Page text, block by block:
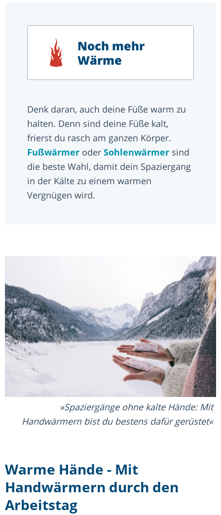
Noch mehr
Wärme
Denk daran, auch deine Füße warm zu
halten. Denn sind deine Füße kalt,
frierst du rasch am ganzen Körper.
Fußwärmer oder Sohlenwärmer sind
die beste Wahl, damit dein Spaziergang
in der Kälte zu einem warmen
Vergnügen wird.
Spaziergänge ohne kalte Hände: Mit
Handwärmern bist du bestens dafür gerüstet
Warme Hände - Mit
Handwärmern durch den
Arbeitstag